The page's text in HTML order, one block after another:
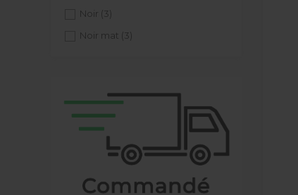
Noir (3)
Noir mat (3)